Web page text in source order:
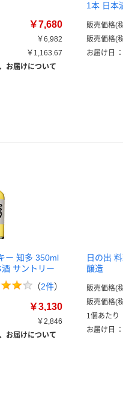
￥7,680
￥6,982
￥1,163.67
お届けについて
1本 日本
販売価格(
販売価格(
お届け日
：
ー 知多 350ml
サントリー
（2件）
￥3,130
￥2,846
お届けについて
日の出
醸造
販売価格(
販売価格(
1個あたり
お届け日
：